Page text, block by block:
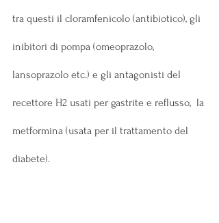
tra questi il cloramfenicolo (antibiotico), gli
inibitori di pompa (omeoprazolo,
lansoprazolo etc.) e gli antagonisti del
recettore H2 usati per gastrite e reflusso,  la
metformina (usata per il trattamento del
diabete).